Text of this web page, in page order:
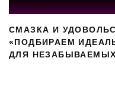
СМАЗКА И
«ПОДБИРАЕМ
ДЛЯ